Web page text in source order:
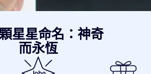
星星命名：神奇
而永恆